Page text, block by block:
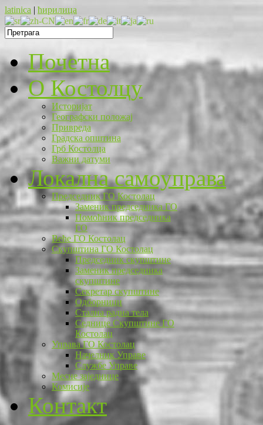
latinica | ћирилица
Почетна
O Костолцу
Историјат
Географски положај
Привреда
Градска општина
Грб Костолца
Важни датуми
Локална самоуправа
Председник ГО Костолац
Заменик председника ГО
Помоћник председника
ГО
Веће ГО Костолац
Скупштина ГО Костолац
Председник скупштине
Заменик председника
скупштине
Секретар скупштине
Одборници
Стална радна тела
Седнице Скупштине ГО
Костолац
Управа ГО Костолац
Начелник Управе
Службе Управе
Месне заједнице
Комисије
Контакт